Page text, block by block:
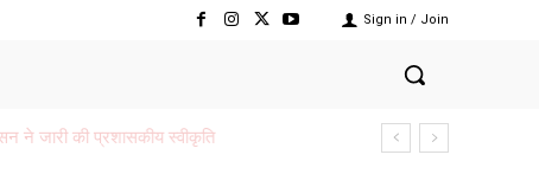
Sign in / Join